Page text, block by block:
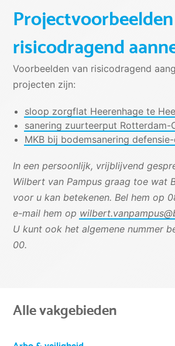
Alle vakgebieden
Projectvoorbeelden
risicodragend
Voorbeelden van risicodragend
projecten zijn:
sloop zorgflat Heerenhage te
sanering zuurteerput Rotterdam-
MKB bij bodemsanering
In een persoonlijk, vrijblijvend
Wilbert van Pampus graag toe wat
voor u kan betekenen. Bel hem op
e-mail hem op
U kunt ook het algemene nummer
00.